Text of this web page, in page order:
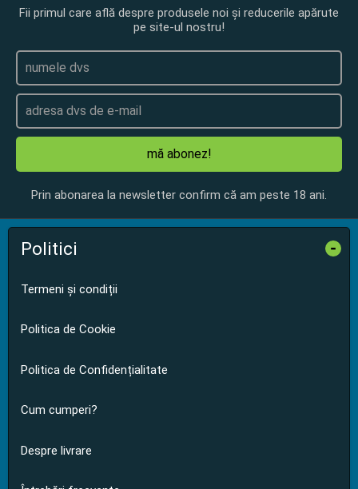
Fii primul care află despre produsele noi și reducerile apărute
pe site-ul nostru!
mă abonez!
Prin abonarea la newsletter confirm că am peste 18 ani.
Politici -
Termeni și condiții
Politica de Cookie
Politica de Confidențialitate
Cum cumperi?
Despre livrare